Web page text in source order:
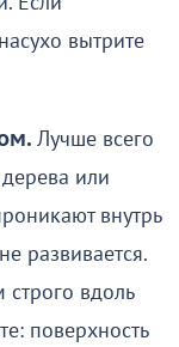
вытрите
Лучше всего
или
внутрь
развивается.
вдоль
поверхность